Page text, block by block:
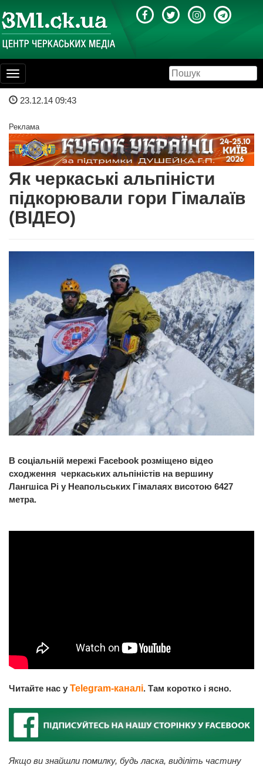
Toggle
navigation
23.12.14 09:43
Реклама
Як черкаські альпіністи
підкорювали гори Гімалаїв
(ВІДЕО)
В соціальній мережі Facebook розміщено відео
сходження черкаських альпіністів на вершину
Лангшіса Рі у Неапольських Гімалаях висотою 6427
метра.
Читайте нас у Telegram-каналі. Там коротко і ясно.
Якщо ви знайшли помилку, будь ласка, виділіть частину